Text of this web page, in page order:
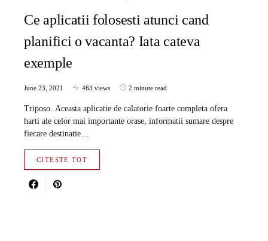
Ce aplicatii folosesti atunci cand
planifici o vacanta? Iata cateva
exemple
June 23, 2021 463 views 2 minute read
Triposo. Aceasta aplicatie de calatorie foarte completa ofera
harti ale celor mai importante orase, informatii sumare despre
fiecare destinatie…
CITESTE TOT